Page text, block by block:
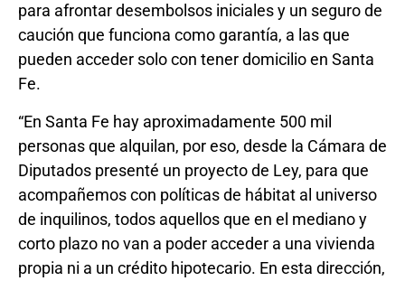
para afrontar desembolsos iniciales y un seguro de
caución que funciona como garantía, a las que
pueden acceder solo con tener domicilio en Santa
Fe.
“En Santa Fe hay aproximadamente 500 mil
personas que alquilan, por eso, desde la Cámara de
Diputados presenté un proyecto de Ley, para que
acompañemos con políticas de hábitat al universo
de inquilinos, todos aquellos que en el mediano y
corto plazo no van a poder acceder a una vivienda
propia ni a un crédito hipotecario. En esta dirección,